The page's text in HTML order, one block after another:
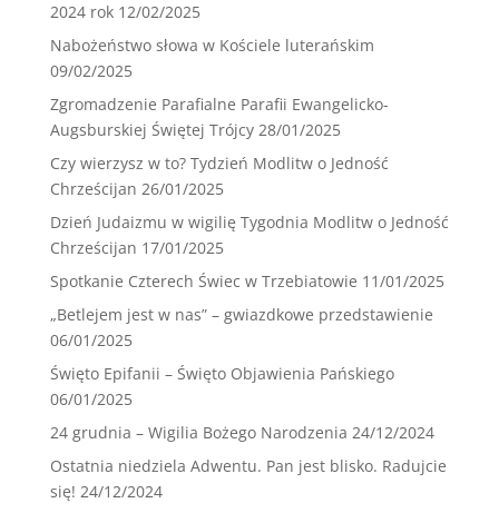
2024 rok 12/02/2025
Nabożeństwo słowa w Kościele luterańskim
09/02/2025
Zgromadzenie Parafialne Parafii Ewangelicko-
Augsburskiej Świętej Trójcy 28/01/2025
Czy wierzysz w to? Tydzień Modlitw o Jedność
Chrześcijan 26/01/2025
Dzień Judaizmu w wigilię Tygodnia Modlitw o Jedność
Chrześcijan 17/01/2025
Spotkanie Czterech Świec w Trzebiatowie 11/01/2025
„Betlejem jest w nas” – gwiazdkowe przedstawienie
06/01/2025
Święto Epifanii – Święto Objawienia Pańskiego
06/01/2025
24 grudnia – Wigilia Bożego Narodzenia 24/12/2024
Ostatnia niedziela Adwentu. Pan jest blisko. Radujcie
się! 24/12/2024